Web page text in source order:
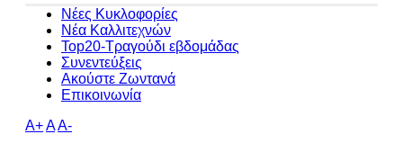
Νέες Κυκλοφορίες
Νέα Καλλιτεχνών
Top20-Τραγούδι εβδομάδας
Συνεντεύξεις
Ακούστε Ζωντανά
Επικοινωνία
A+AA-